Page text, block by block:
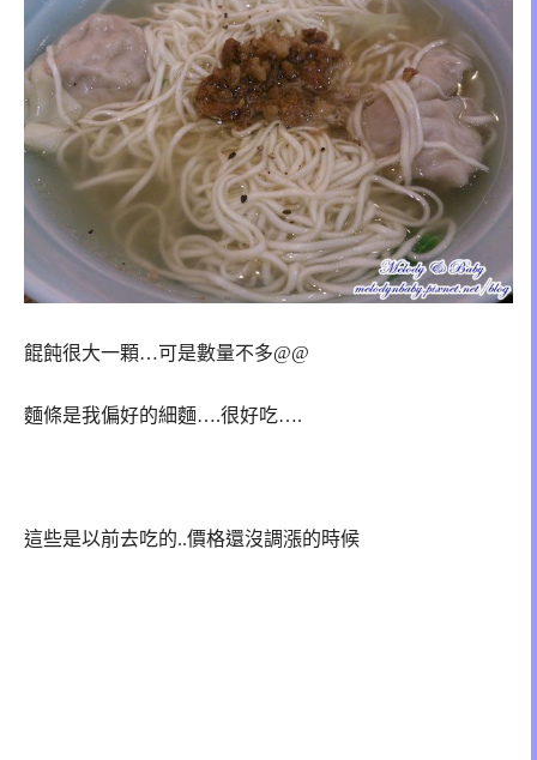
餛飩很大一顆…可是數量不多@@
麵條是我偏好的細麵….很好吃….
這些是以前去吃的..價格還沒調漲的時候